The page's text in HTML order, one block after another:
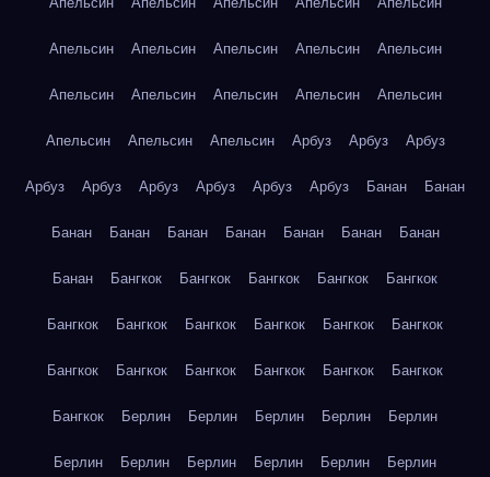
Апельсин Апельсин Апельсин Апельсин Апельсин
Апельсин Апельсин Апельсин Апельсин Апельсин
Апельсин Апельсин Апельсин Арбуз Арбуз Арбуз
Арбуз Арбуз Арбуз Арбуз Арбуз Арбуз Банан Банан
Банан Банан Банан Банан Банан Банан Банан
Банан Бангкок Бангкок Бангкок Бангкок Бангкок
Бангкок Бангкок Бангкок Бангкок Бангкок Бангкок
Бангкок Бангкок Бангкок Бангкок Бангкок Бангкок
Бангкок Берлин Берлин Берлин Берлин Берлин
Берлин Берлин Берлин Берлин Берлин Берлин